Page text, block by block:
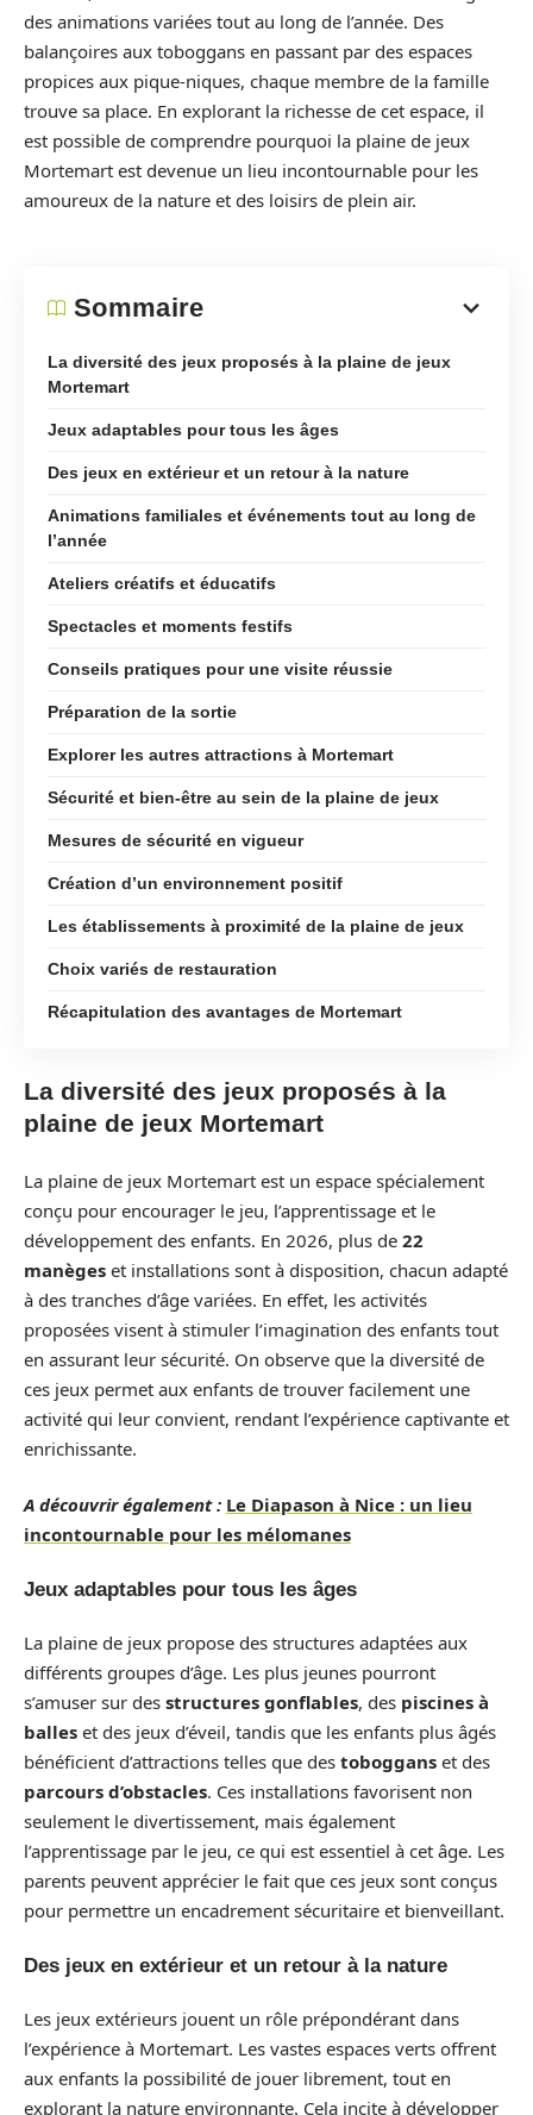
des animations variées tout au long de l’année. Des
balançoires aux toboggans en passant par des espaces
propices aux pique-niques, chaque membre de la famille
trouve sa place. En explorant la richesse de cet espace, il
est possible de comprendre pourquoi la plaine de jeux
Mortemart est devenue un lieu incontournable pour les
amoureux de la nature et des loisirs de plein air.
Sommaire
La diversité des jeux proposés à la plaine de jeux
Mortemart
Jeux adaptables pour tous les âges
Des jeux en extérieur et un retour à la nature
Animations familiales et événements tout au long de
l’année
Ateliers créatifs et éducatifs
Spectacles et moments festifs
Conseils pratiques pour une visite réussie
Préparation de la sortie
Explorer les autres attractions à Mortemart
Sécurité et bien-être au sein de la plaine de jeux
Mesures de sécurité en vigueur
Création d’un environnement positif
Les établissements à proximité de la plaine de jeux
Choix variés de restauration
Récapitulation des avantages de Mortemart
La diversité des jeux proposés à la
plaine de jeux Mortemart
La plaine de jeux Mortemart est un espace spécialement
conçu pour encourager le jeu, l’apprentissage et le
développement des enfants. En 2026, plus de 22
manèges et installations sont à disposition, chacun adapté
à des tranches d’âge variées. En effet, les activités
proposées visent à stimuler l’imagination des enfants tout
en assurant leur sécurité. On observe que la diversité de
ces jeux permet aux enfants de trouver facilement une
activité qui leur convient, rendant l’expérience captivante et
enrichissante.
A découvrir également : Le Diapason à Nice : un lieu
incontournable pour les mélomanes
Jeux adaptables pour tous les âges
La plaine de jeux propose des structures adaptées aux
différents groupes d’âge. Les plus jeunes pourront
s’amuser sur des structures gonflables, des piscines à
balles et des jeux d’éveil, tandis que les enfants plus âgés
bénéficient d’attractions telles que des toboggans et des
parcours d’obstacles. Ces installations favorisent non
seulement le divertissement, mais également
l’apprentissage par le jeu, ce qui est essentiel à cet âge. Les
parents peuvent apprécier le fait que ces jeux sont conçus
pour permettre un encadrement sécuritaire et bienveillant.
Des jeux en extérieur et un retour à la nature
Les jeux extérieurs jouent un rôle prépondérant dans
l’expérience à Mortemart. Les vastes espaces verts offrent
aux enfants la possibilité de jouer librement, tout en
explorant la nature environnante. Cela incite à développer